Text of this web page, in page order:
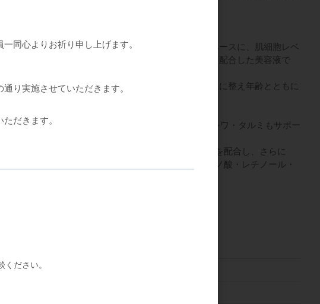
ミネラルを含み、浸透性に優れた「海洋深層水」をベースに、肌細胞レベ
裂・増殖等に働きかける「ヒト由来幹細胞培養液」を配合した美容液で
たテクスチャーが肌にスッと浸透し、肌本来のリズムに整え年齢とともに
みの最新ペプチド「マトキシル3000」配合により、シワ・タルミもサポー
順化培養液エキスのほか3種類のグロースファクターを配合し、さらに
・エラスチン・スーパーヒアルロン酸・8種類のアミノ酸・レチノール・
同心よりお祈り申し上げます。
り実施させていただきます。
だきます。
ださい。